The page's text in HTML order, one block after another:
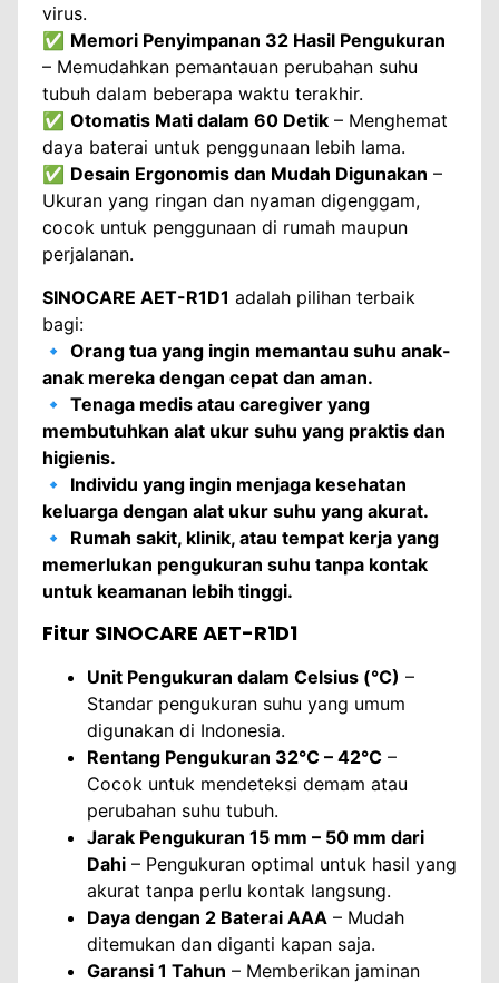
virus.
✅ Memori Penyimpanan 32 Hasil Pengukuran
– Memudahkan pemantauan perubahan suhu
tubuh dalam beberapa waktu terakhir.
✅ Otomatis Mati dalam 60 Detik – Menghemat
daya baterai untuk penggunaan lebih lama.
✅ Desain Ergonomis dan Mudah Digunakan –
Ukuran yang ringan dan nyaman digenggam,
cocok untuk penggunaan di rumah maupun
perjalanan.
SINOCARE AET-R1D1 adalah pilihan terbaik
bagi:
🔹 Orang tua yang ingin memantau suhu anak-
anak mereka dengan cepat dan aman.
🔹 Tenaga medis atau caregiver yang
membutuhkan alat ukur suhu yang praktis dan
higienis.
🔹 Individu yang ingin menjaga kesehatan
keluarga dengan alat ukur suhu yang akurat.
🔹 Rumah sakit, klinik, atau tempat kerja yang
memerlukan pengukuran suhu tanpa kontak
untuk keamanan lebih tinggi.
Fitur SINOCARE AET-R1D1
Unit Pengukuran dalam Celsius (°C) –
Standar pengukuran suhu yang umum
digunakan di Indonesia.
Rentang Pengukuran 32°C – 42°C –
Cocok untuk mendeteksi demam atau
perubahan suhu tubuh.
Jarak Pengukuran 15 mm – 50 mm dari
Dahi – Pengukuran optimal untuk hasil yang
akurat tanpa perlu kontak langsung.
Daya dengan 2 Baterai AAA – Mudah
ditemukan dan diganti kapan saja.
Garansi 1 Tahun – Memberikan jaminan